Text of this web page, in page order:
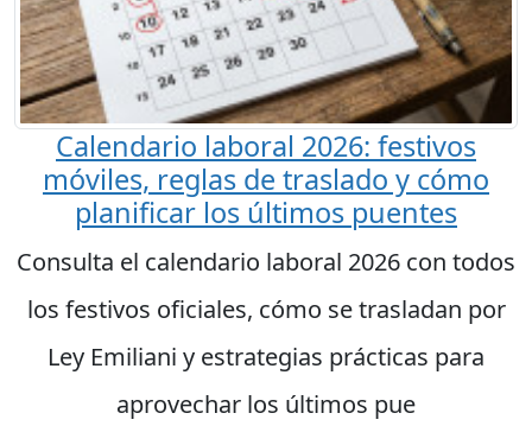
Calendario laboral 2026: festivos
móviles, reglas de traslado y cómo
planificar los últimos puentes
Consulta el calendario laboral 2026 con todos
los festivos oficiales, cómo se trasladan por
Ley Emiliani y estrategias prácticas para
aprovechar los últimos pue